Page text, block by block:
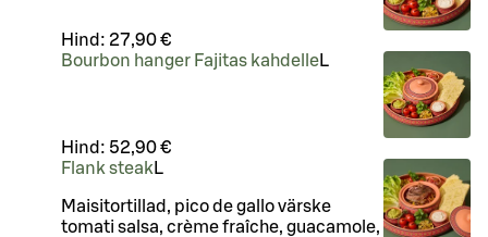
Hind: 27,90 €
Bourbon hanger Fajitas kahdelleL
Hind: 52,90 €
Flank steak L
Maisitortillad, pico de gallo värske
tomati salsa, crème fraîche, guacamole,